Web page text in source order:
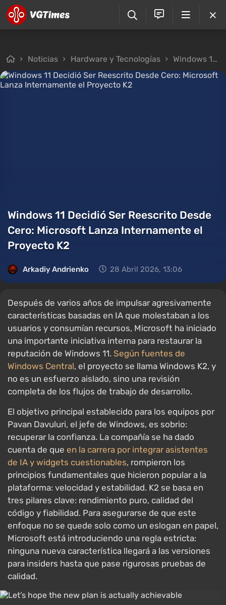
Noticias Hardware y Tecnologías Windows 11 Decidió Ser Reescrito Desde Cero: Microsoft Lanza Internamente el Proyecto K2
Windows 11 Decidió Ser Reescrito Desde
Cero: Microsoft Lanza Internamente el
Proyecto K2
Arkadiy Andrienko 28 Abril 2026, 13:06
Después de varios años de impulsar agresivamente
características basadas en IA que molestaban a los
usuarios y consumían recursos, Microsoft ha iniciado
una importante iniciativa interna para restaurar la
reputación de Windows 11. Según fuentes de
Windows Central, el proyecto se llama Windows K2, y
no es un esfuerzo aislado, sino una revisión
completa de los flujos de trabajo de desarrollo.
El objetivo principal establecido para los equipos por
Pavan Davuluri, el jefe de Windows, es sobrio:
recuperar la confianza. La compañía se ha dado
cuenta de que en la carrera por integrar asistentes
de IA y widgets cuestionables, rompieron los
principios fundamentales que hicieron popular a la
plataforma: velocidad y estabilidad. K2 se basa en
tres pilares clave: rendimiento puro, calidad del
código y fiabilidad. Para asegurarse de que este
enfoque no se quede solo como un eslogan en papel,
Microsoft está introduciendo una regla estricta:
ninguna nueva característica llegará a las versiones
para insiders hasta que pase rigurosas pruebas de
calidad.